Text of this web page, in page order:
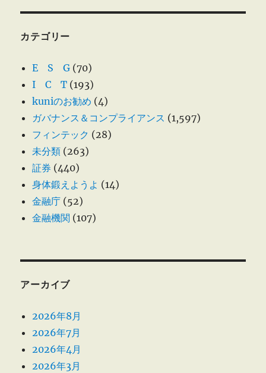
カテゴリー
E S G (70)
I C T (193)
kuniのお勧め (4)
ガバナンス＆コンプライアンス (1,597)
フィンテック (28)
未分類 (263)
証券 (440)
身体鍛えようよ (14)
金融庁 (52)
金融機関 (107)
アーカイブ
2026年8月
2026年7月
2026年4月
2026年3月